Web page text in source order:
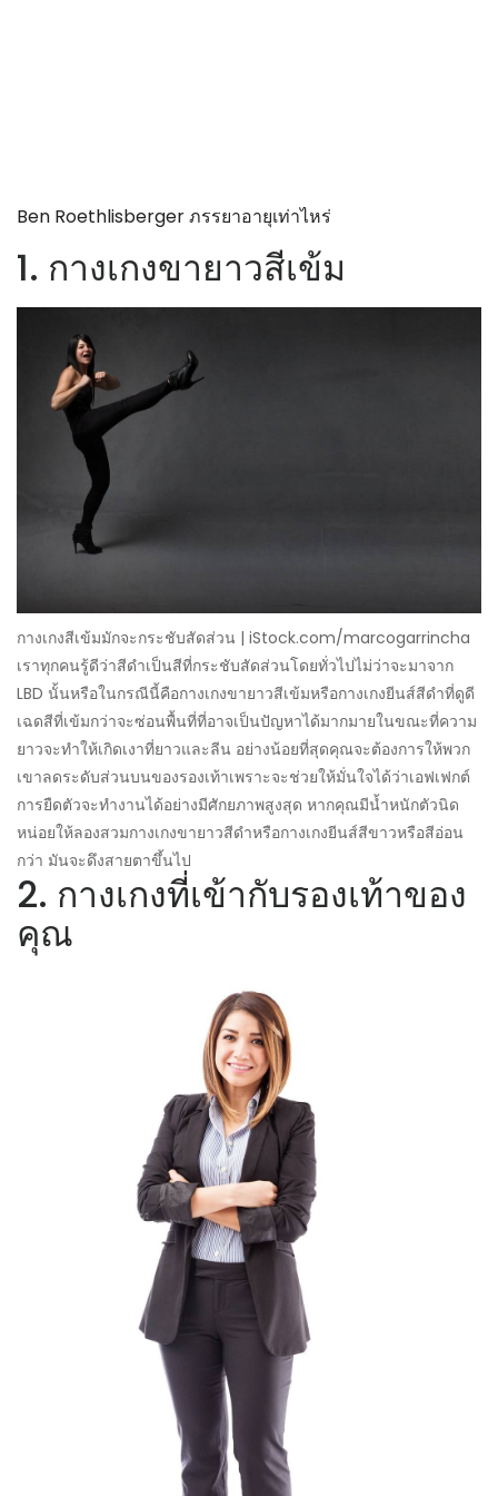
Ben Roethlisberger ภรรยาอายุเท่าไหร่
1. กางเกงขายาวสีเข้ม
กางเกงสีเข้มมักจะกระชับสัดส่วน | iStock.com/marcogarrincha
เราทุกคนรู้ดีว่าสีดำเป็นสีที่กระชับสัดส่วนโดยทั่วไปไม่ว่าจะมาจาก
LBD นั้นหรือในกรณีนี้คือกางเกงขายาวสีเข้มหรือกางเกงยีนส์สีดำที่ดูดี
เฉดสีที่เข้มกว่าจะซ่อนพื้นที่ที่อาจเป็นปัญหาได้มากมายในขณะที่ความ
ยาวจะทำให้เกิดเงาที่ยาวและลีน อย่างน้อยที่สุดคุณจะต้องการให้พวก
เขาลดระดับส่วนบนของรองเท้าเพราะจะช่วยให้มั่นใจได้ว่าเอฟเฟกต์
การยืดตัวจะทำงานได้อย่างมีศักยภาพสูงสุด หากคุณมีน้ำหนักตัวนิด
หน่อยให้ลองสวมกางเกงขายาวสีดำหรือกางเกงยีนส์สีขาวหรือสีอ่อน
กว่า มันจะดึงสายตาขึ้นไป
2. กางเกงที่เข้ากับรองเท้าของ
คุณ